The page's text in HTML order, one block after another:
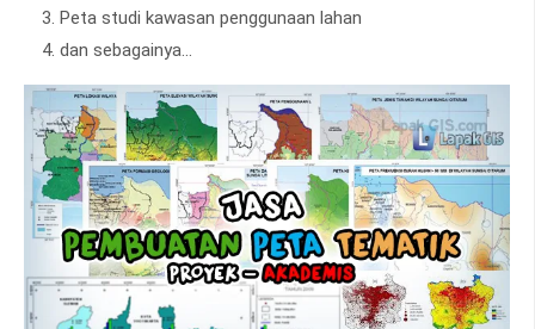
Peta studi kawasan penggunaan lahan
dan sebagainya...